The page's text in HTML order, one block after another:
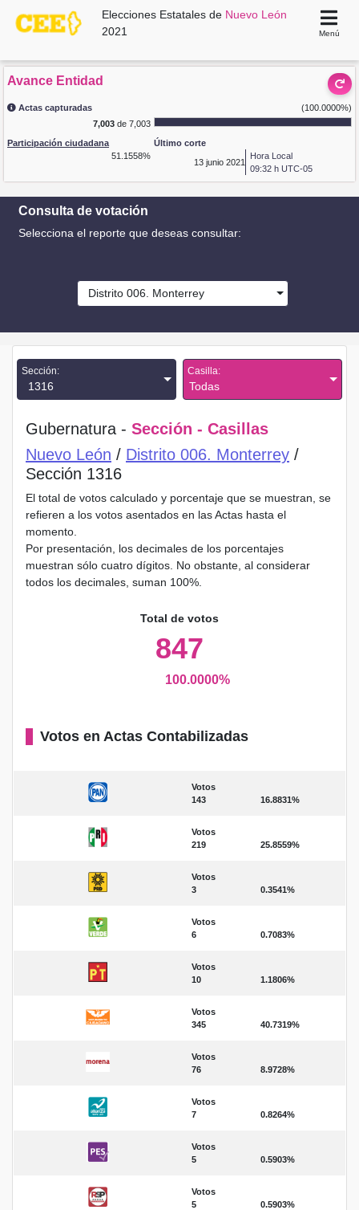
Elecciones Estatales de Nuevo León
2021
Menú
Avance Entidad
Actas capturadas
(100.0000%)
7,003de 7,003
Participación ciudadana
51.1558%
Último corte
13 junio 2021
Hora Local
09:32 h UTC-05
Consulta de votación
Selecciona el reporte que deseas consultar:
Distrito 006. Monterrey
Sección:
1316
Casilla:
Todas
Gubernatura - Sección - Casillas
Nuevo León / Distrito 006. Monterrey /
Sección 1316
El total de votos calculado y porcentaje que se muestran, se
refieren a los votos asentados en las Actas hasta el
momento.
Por presentación, los decimales de los porcentajes
muestran sólo cuatro dígitos. No obstante, al considerar
todos los decimales, suman 100%.
Total de votos
847
100.0000%
Votos en Actas Contabilizadas
Votos
143
16.8831%
Votos
219
25.8559%
Votos
3
0.3541%
Votos
6
0.7083%
Votos
10
1.1806%
Votos
345
40.7319%
Votos
76
8.9728%
Votos
7
0.8264%
Votos
5
0.5903%
Votos
5
0.5903%